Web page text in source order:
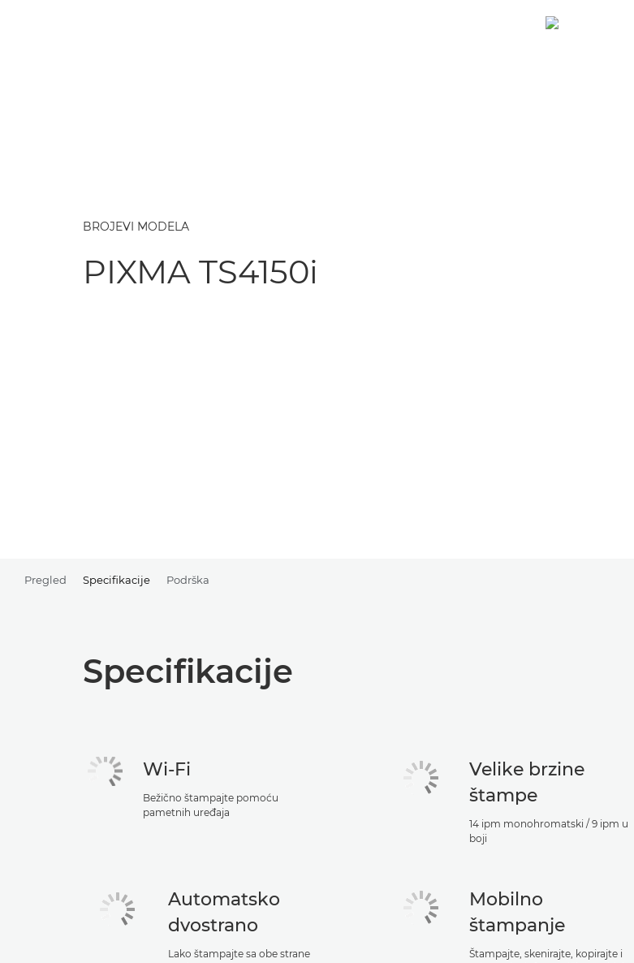
BROJEVI MODELA
PIXMA TS4150i
Pregled Specifikacije Podrška
Specifikacije
Wi-Fi
Bežično štampajte pomoću
pametnih uređaja
Velike brzine
štampe
14 ipm monohromatski / 9 ipm u
boji
Automatsko
dvostrano
Lako štampajte sa obe strane
Mobilno
štampanje
Štampajte, skenirajte, kopirajte i